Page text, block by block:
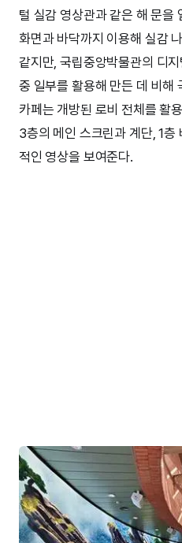
털 실감 영상관과 같은 해 문을
화면과 바닥까지 이용해 실감
같지만, 국립중앙박물관의 디
중 일부를 활용해 만든 데 비해
카페는 개방된 로비 전체를 활
3층의 메인 스크린과 계단, 1층
적인 영상을 보여준다.